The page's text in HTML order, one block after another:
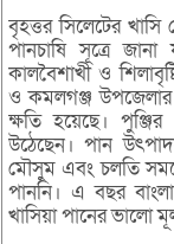
বৃহত্তর সিলেটের খাসি
পানচাষি সূত্রে
কালবৈশাখী ও
ও কমলগঞ্জ উপজেলার
ক্ষতি হয়েছে।
উঠেছেন। পান
মৌসুম এবং চলতি
পাননি। এ বছর
খাসিয়া পানের ভালো